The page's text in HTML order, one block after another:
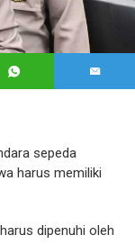
sepeda
harus memiliki
dipenuhi oleh